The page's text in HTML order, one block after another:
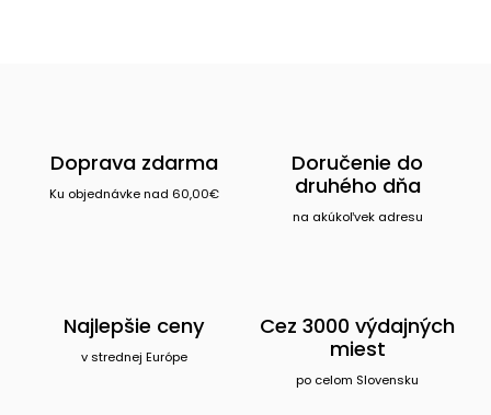
Doprava zdarma
Ku objednávke nad 60,00€
Doručenie do
druhého dňa
na akúkoľvek adresu
Najlepšie ceny
v strednej Európe
Cez 3000 výdajných
miest
po celom Slovensku